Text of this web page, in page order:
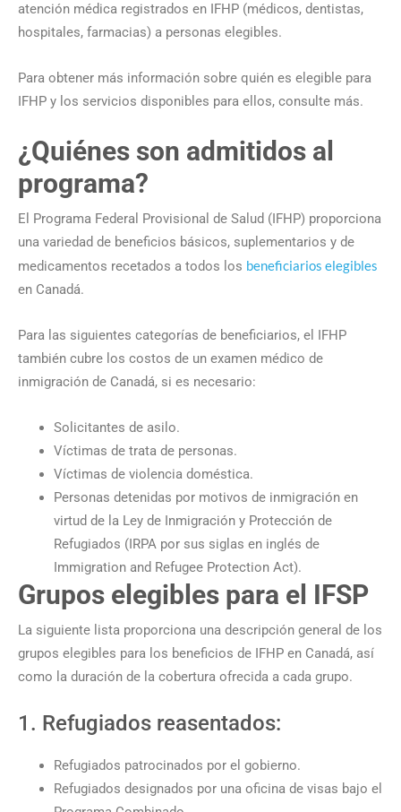
atención médica registrados en IFHP (médicos, dentistas,
hospitales, farmacias) a personas elegibles.
Para obtener más información sobre quién es elegible para
IFHP y los servicios disponibles para ellos, consulte más.
¿Quiénes son admitidos al
programa?
El Programa Federal Provisional de Salud (IFHP) proporciona
una variedad de beneficios básicos, suplementarios y de
medicamentos recetados a todos los beneficiarios elegibles
en Canadá.
Para las siguientes categorías de beneficiarios, el IFHP
también cubre los costos de un examen médico de
inmigración de Canadá, si es necesario:
Solicitantes de asilo.
Víctimas de trata de personas.
Víctimas de violencia doméstica.
Personas detenidas por motivos de inmigración en
virtud de la Ley de Inmigración y Protección de
Refugiados (IRPA por sus siglas en inglés de
Immigration and Refugee Protection Act).
Grupos elegibles para el IFSP
La siguiente lista proporciona una descripción general de los
grupos elegibles para los beneficios de IFHP en Canadá, así
como la duración de la cobertura ofrecida a cada grupo.
1. Refugiados reasentados:
Refugiados patrocinados por el gobierno.
Refugiados designados por una oficina de visas bajo el